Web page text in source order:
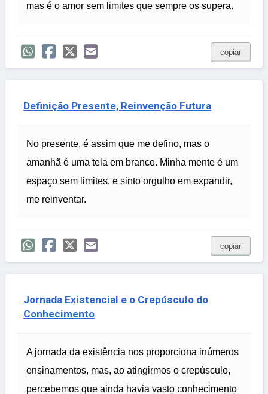
mas é o amor sem limites que sempre os supera.
copiar
Definição Presente, Reinvenção Futura
No presente, é assim que me defino, mas o
amanhã é uma tela em branco. Minha mente é um
espaço sem limites, e sinto orgulho em expandir,
me reinventar.
copiar
Jornada Existencial e o Crepúsculo do
Conhecimento
A jornada da existência nos proporciona inúmeros
ensinamentos, mas, ao atingirmos o crepúsculo,
percebemos que ainda havia vasto conhecimento